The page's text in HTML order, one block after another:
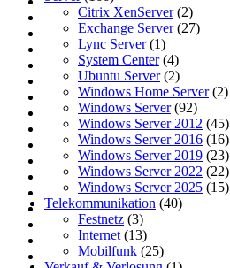
Citrix XenServer(2)
Exchange Server(27)
Lync Server(1)
System Center(4)
Ubuntu Server(2)
Windows Home Server(2)
Windows Server(92)
Windows Server 2012 (45)
Windows Server 2016 (16)
Windows Server 2019 (23)
Windows Server 2022 (22)
Windows Server 2025 (15)
Telekommunikation (40)
Festnetz (3)
Internet (13)
Mobilfunk (25)